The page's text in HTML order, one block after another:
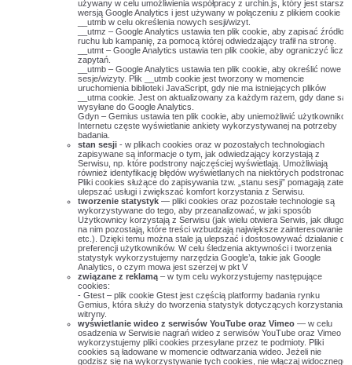
używany w celu umożliwienia współpracy z urchin.js, który jest starszą
wersją Google Analytics i jest używany w połączeniu z plikiem cookie
__utmb w celu określenia nowych sesji/wizyt.
__utmz – Google Analytics ustawia ten plik cookie, aby zapisać źródło
ruchu lub kampanię, za pomocą której odwiedzający trafił na stronę.
__utmt – Google Analytics ustawia ten plik cookie, aby ograniczyć
zapytań.
__utmb – Google Analytics ustawia ten plik cookie, aby określić nowe
sesje/wizyty. Plik __utmb cookie jest tworzony w momencie
uruchomienia biblioteki JavaScript, gdy nie ma istniejących plików
__utma cookie. Jest on aktualizowany za każdym razem, gdy dane są
wysyłane do Google Analytics.
Gdyn – Gemius ustawia ten plik cookie, aby uniemożliwić
Internetu częste wyświetlanie ankiety wykorzystywanej na potrzeby
badania.
stan sesji - w plikach cookies oraz w pozostałych technologiach
zapisywane są informacje o tym, jak odwiedzający korzystają z
Serwisu, np. które podstrony najczęściej wyświetlają. Umożliwiają
również identyfikację błędów wyświetlanych na niektórych podstronach.
Pliki cookies służące do zapisywania tzw. „stanu sesji” pomagają zatem
ulepszać usługi i zwiększać komfort korzystania z Serwisu.
tworzenie statystyk — pliki cookies oraz pozostałe technologie są
wykorzystywane do tego, aby przeanalizować, w jaki sposób
Użytkownicy korzystają z Serwisu (jak wielu otwiera Serwis, jak długo
na nim pozostają, które treści wzbudzają największe zainteresowanie
etc.). Dzięki temu można stale ją ulepszać i dostosowywać działanie do
preferencji użytkowników. W celu śledzenia aktywności i tworzenia
statystyk wykorzystujemy narzędzia Google’a, takie jak Google
Analytics, o czym mowa jest szerzej w pkt V
związane z reklamą – w tym celu wykorzystujemy następujące
cookies:
- Gtest – plik cookie Gtest jest częścią platformy badania rynku
Gemius, która służy do tworzenia statystyk dotyczących korzystania z
witryny.
wyświetlanie wideo z serwisów YouTube oraz Vimeo — w celu
osadzenia w Serwisie nagrań wideo z serwisów YouTube oraz Vimeo
wykorzystujemy pliki cookies przesyłane przez te podmioty. Pliki
cookies są ładowane w momencie odtwarzania wideo. Jeżeli nie
godzisz się na wykorzystywanie tych cookies, nie włączaj widocznego